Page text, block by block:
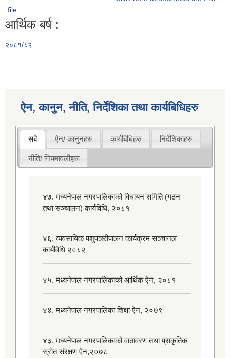
file.
आर्थिक बर्ष :
२०८१/८२
ऐन, कानुन, नीति, निर्देशिका तथा कार्यबिधिहरु
सबै ऐन/ कानुनहरु कार्यबिधिहरु निर्देशिकाहरु
नीति/ नियमावलीहरू
४७. मध्यनेपाल नगरपालिकाको विधायन समिति (गठन
तथा सञ्चालन) कार्यविधि, २०८१
४६. व्यवसायिक पशुपञ्छीपालन कार्यक्रम सञ्चानल
कार्यविधि २०८२
४५. मध्यनेपाल नगरपालिकाको आर्थिक ऐन, २०८१
४४. मध्यनेपाल नगरपालिका शिक्षा ऐन, २०७९
४३. मध्यनेपाल नगरपालिकाको वातावरण तथा प्राकृतिक
स्रोत संरक्षण ऐन,२०७८